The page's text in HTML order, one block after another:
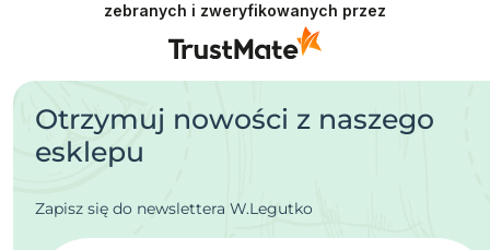
zebranych i zweryfikowanych przez
Otrzymuj nowości z naszego
esklepu
Zapisz się do newslettera W.Legutko